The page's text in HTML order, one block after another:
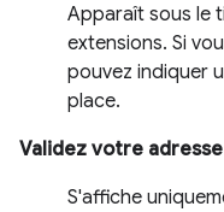
Apparaît sous le
extensions. Si
pouvez indiquer
place.
Validez votre
S'affiche